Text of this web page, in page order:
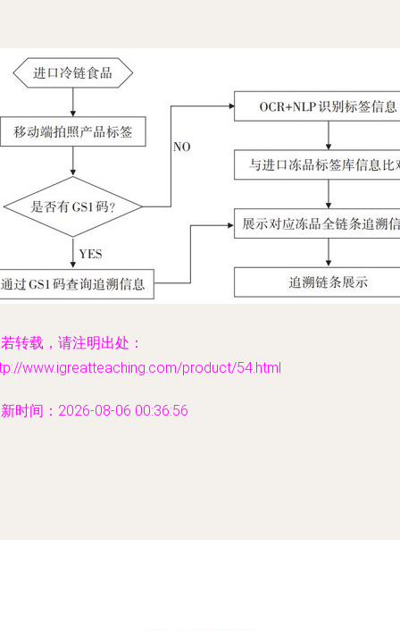
转载，请注明出处：
www.igreatteaching.com/product/54.html
时间：2026-08-06 00:36:56